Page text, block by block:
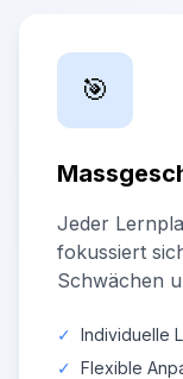
🎯
Jeder
fokussiert
Schwächen
✓ Individuelle
✓ Flexible